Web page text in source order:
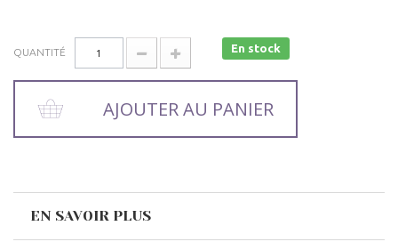
QUANTITÉ En stock
AJOUTER AU PANIER
EN SAVOIR PLUS